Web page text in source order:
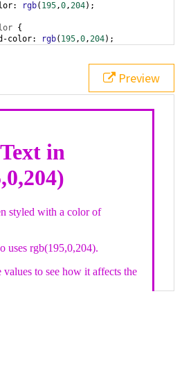
: rgb( 195,0,204);
{
color: rgb( 195,0,204);
bottom ,
));
borderColor"
in rgb(195,0,204)
Preview